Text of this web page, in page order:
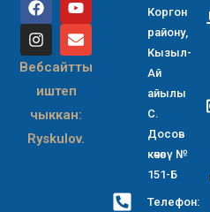
Вебсайтты
иштеп
чыккан:
Ryskulov.
Коргон
району,
Кызыл-
Ай
айылы
С.
Досов
көчөсү №
151-Б
Телефон: